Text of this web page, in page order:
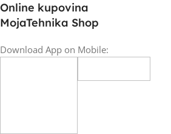
Online kupovina
MojaTehnika Shop
Download App on Mobile: